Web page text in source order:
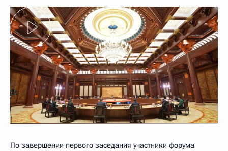
По завершении первого заседания участники форума